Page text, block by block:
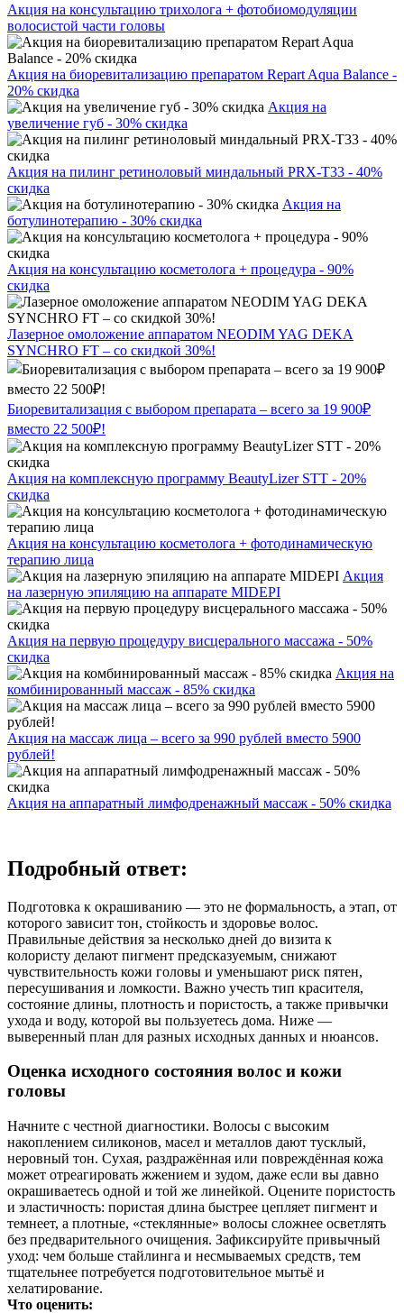
Акция на консультацию трихолога + фотобиомодуляции
волосистой части головы
Акция на биоревитализацию препаратом Repart Aqua Balance -
20% скидка
Акция на
увеличение губ - 30% скидка
Акция на пилинг ретиноловый миндальный PRX-T33 - 40%
скидка
Акция на
ботулинотерапию - 30% скидка
Акция на консультацию косметолога + процедура - 90%
скидка
Лазерное омоложение аппаратом NEODIM YAG DEKA
SYNCHRO FT – со скидкой 30%!
Биоревитализация с выбором препарата – всего за 19 900₽
вместо 22 500₽!
Акция на комплексную программу BeautyLizer STT - 20%
скидка
Акция на консультацию косметолога + фотодинамическую
терапию лица
Акция
на лазерную эпиляцию на аппарате MIDEPI
Акция на первую процедуру висцерального массажа - 50%
скидка
Акция на
комбинированный массаж - 85% скидка
Акция на массаж лица – всего за 990 рублей вместо 5900
рублей!
Акция на аппаратный лимфодренажный массаж - 50% скидка
Подробный ответ:
Подготовка к окрашиванию — это не формальность, а этап, от
которого зависит тон, стойкость и здоровье волос.
Правильные действия за несколько дней до визита к
колористу делают пигмент предсказуемым, снижают
чувствительность кожи головы и уменьшают риск пятен,
пересушивания и ломкости. Важно учесть тип красителя,
состояние длины, плотность и пористость, а также привычки
ухода и воду, которой вы пользуетесь дома. Ниже —
выверенный план для разных исходных данных и нюансов.
Оценка исходного состояния волос и кожи
головы
Начните с честной диагностики. Волосы с высоким
накоплением силиконов, масел и металлов дают тусклый,
неровный тон. Сухая, раздражённая или повреждённая кожа
может отреагировать жжением и зудом, даже если вы давно
окрашиваетесь одной и той же линейкой. Оцените пористость
и эластичность: пористая длина быстрее цепляет пигмент и
темнеет, а плотные, «стеклянные» волосы сложнее осветлять
без предварительного очищения. Зафиксируйте привычный
уход: чем больше стайлинга и несмываемых средств, тем
тщательнее потребуется подготовительное мытьё и
хелатирование.
Что оценить: